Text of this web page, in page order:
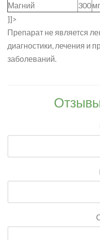
Магний
300мг
]]>
Препарат не является
диагностики, лечения и
заболеваний.